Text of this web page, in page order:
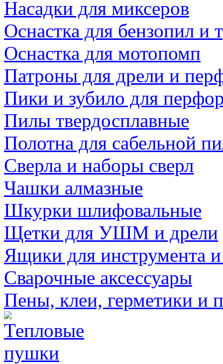
Насадки для миксеров
Оснастка для бензопил и
Оснастка для мотопомп
Патроны для дрели и
Пики и зубило для
Пилы твердосплавные
Полотна для сабельной
Сверла и наборы сверл
Чашки алмазные
Шкурки шлифовальные
Щетки для УШМ и дрели
Ящики для инструмента
Сварочные аксессуары
Пены, клеи, герметики и